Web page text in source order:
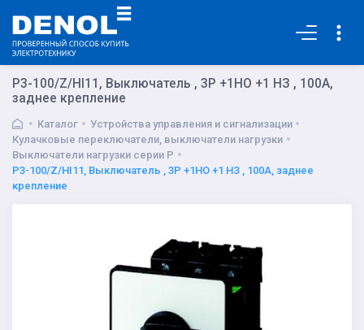
P3-100/Z/HI11, Выключатель , 3P +1НО +1 НЗ , 100А,
заднее крепление
Каталог
Устройства управления и сигнализации
Кулачковые переключатели, выключатели нагрузки
Выключатели нагрузки серии P
P3-100/Z/HI11, Выключатель , 3P +1НО +1 НЗ , 100А, заднее
крепление